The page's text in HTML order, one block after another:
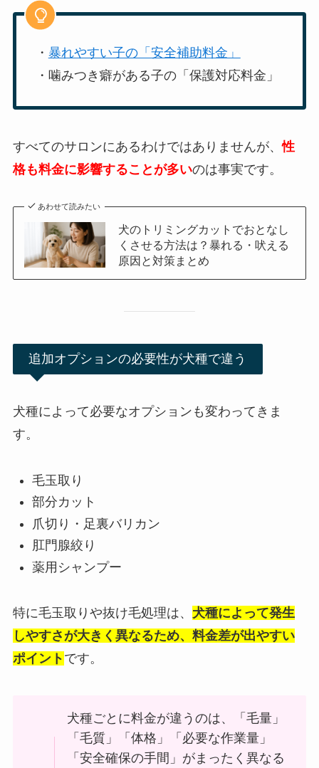
・ 暴れやすい子の「安全補助料金」
・噛みつき癖がある子の「保護対応料金」
すべてのサロンにあるわけではありませんが、性
格も料金に影響することが多いのは事実です。
あわせて読みたい
犬のトリミングカットでおとなし
くさせる方法は？暴れる・吠える
原因と対策まとめ
追加オプションの必要性が犬種で違う
犬種によって必要なオプションも変わってきま
す。
毛玉取り
部分カット
爪切り・足裏バリカン
肛門腺絞り
薬用シャンプー
特に毛玉取りや抜け毛処理は、 犬種によって発生
しやすさが大きく異なるため、料金差が出やすい
ポイント です。
犬種ごとに料金が違うのは、「毛量」
「毛質」「体格」「必要な作業量」
「安全確保の手間」がまったく異なる